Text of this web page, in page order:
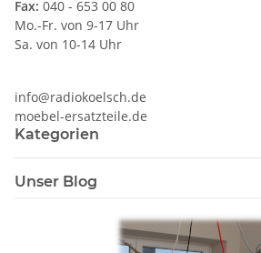
Fax: 040 - 653 00 80
Mo.-Fr. von 9-17 Uhr
Sa. von 10-14 Uhr
info@radiokoelsch.de
moebel-ersatzteile.de
Kategorien
Unser Blog